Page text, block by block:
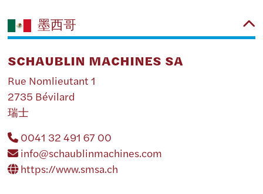
墨西哥
SCHAUBLIN MACHINES SA
Rue Nomlieutant 1
2735 Bévilard
瑞士
0041 32 491 67 00
info@schaublinmachines.com
https://www.smsa.ch